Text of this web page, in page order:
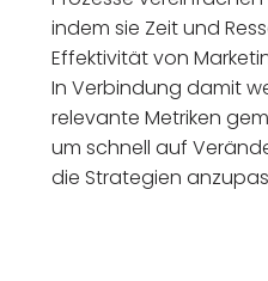
indem sie Zeit und
Effektivität von
In Verbindung damit
relevante Metriken
um schnell auf
die Strategien